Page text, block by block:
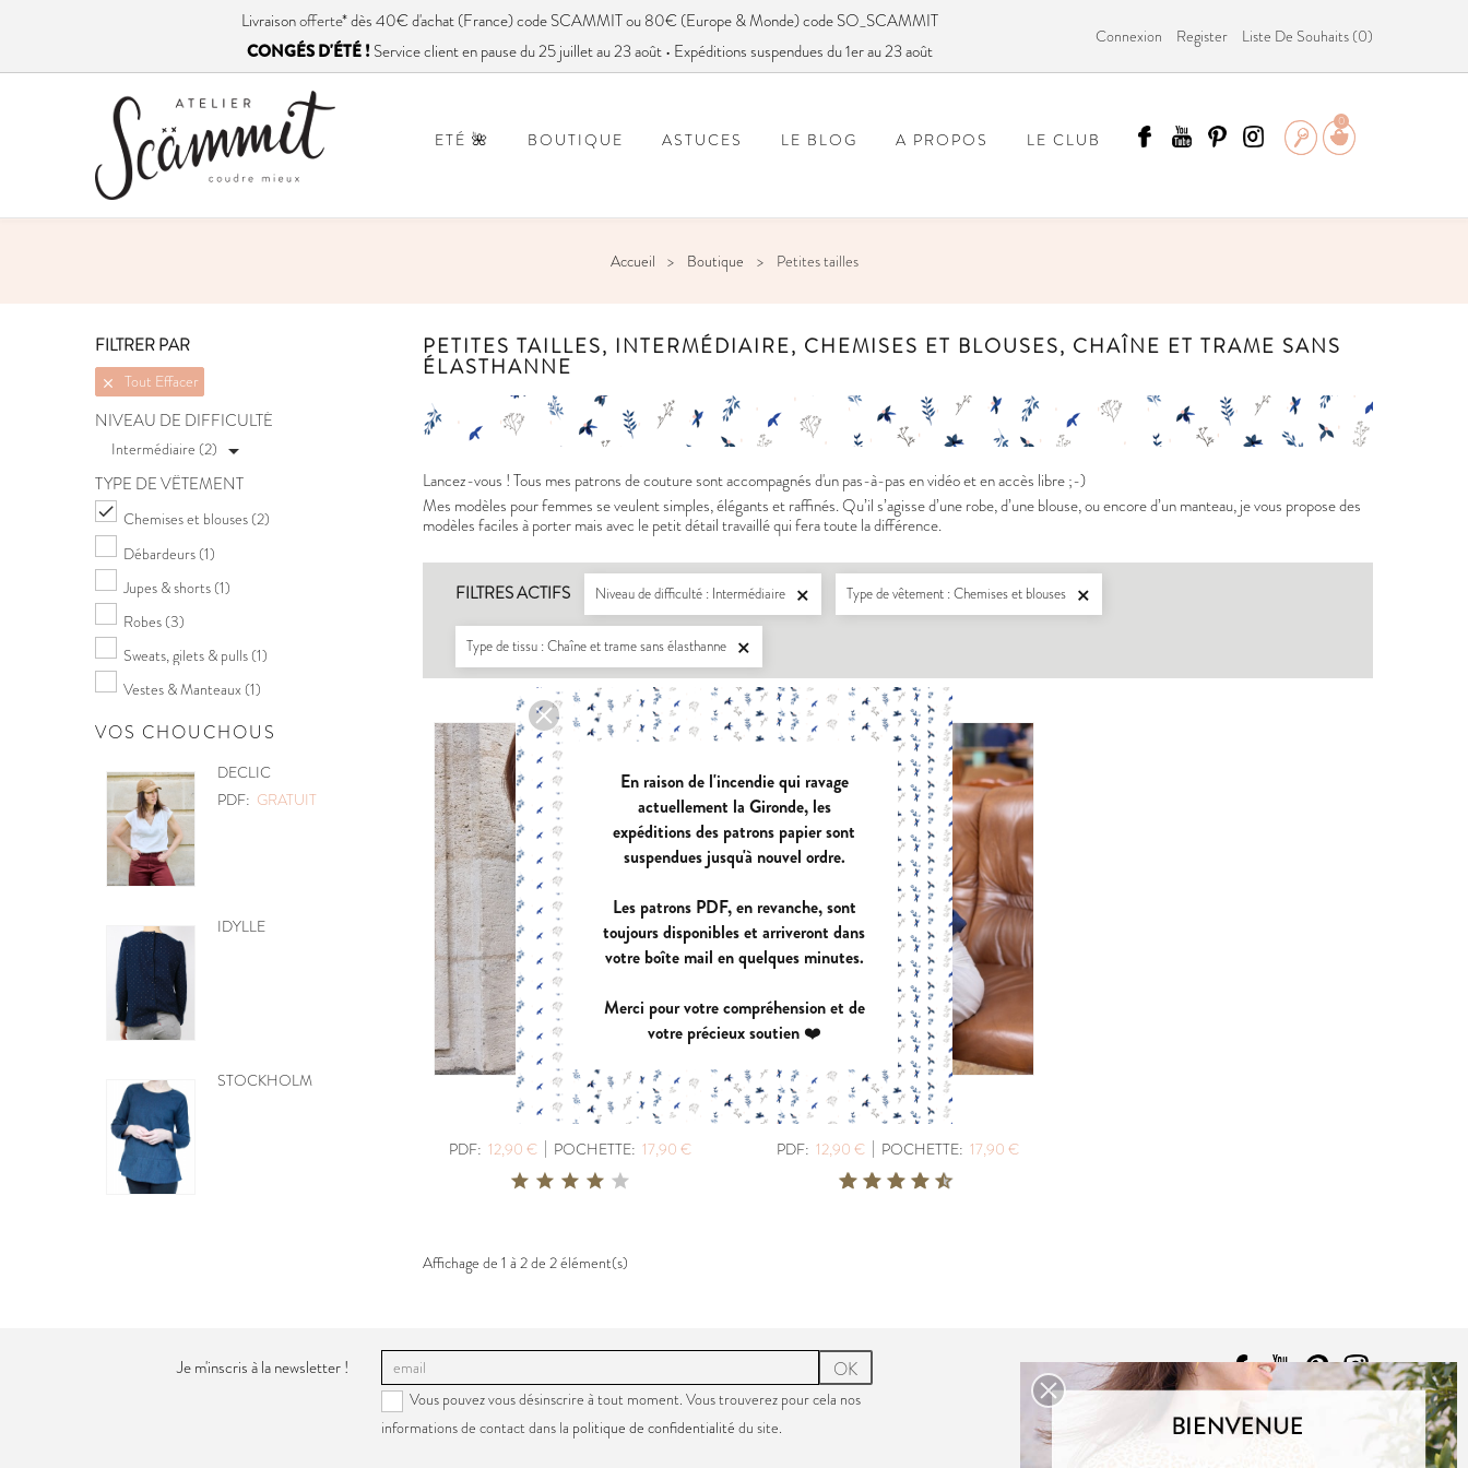
Livraisonofferte* dès 40€ d'achat (France) code SCAMMIT ou 80€ (Europe & Monde) code SO_SCAMMIT
CONGÉS D'ÉTÉ ! Service client en pause du 25 juillet au 23 août • Expéditions suspendues du 1er au 23 août
Connexion Register Liste De Souhaits (0)
0
ETÉ 🌺 BOUTIQUE ASTUCES LE BLOG A PROPOS LE CLUB
Accueil Boutique Petites tailles
FILTRER PAR
 Tout Effacer
NIVEAU DE DIFFICULTÉ
Intermédiaire (2) 
TYPE DE VÊTEMENT
 Chemises et blouses (2)
Débardeurs (1)
Jupes & shorts (1)
Robes (3)
Sweats, gilets & pulls (1)
Vestes & Manteaux (1)
VOS CHOUCHOUS
POCHETTE
PDF: GRATUIT
MOBILE CŒURS
BE PRETTY
LISERON
PDF:
POCHETTE:
17,90 €
EUGENIE
PDF:
11,90 €
POCHETTE:
VIREVOLTE
PDF: 12,90 €
POCHETTE: 17,90 €
ZEPHIR
PDF: 11,40 €
POCHETTE:17,90 €
PANIER A DOUDOUS
PDF: GRATUIT
AZUR
PDF:12,90 €
POCHETTE:
PETITES TAILLES, INTERMÉDIAIRE, CHEMISES ET BLOUSES, CHAÎNE ET TRAME SANS
ÉLASTHANNE
Lancez-vous ! Tous mes patrons de couture sont accompagnés d'un pas-à-pas en vidéo et en accès libre ;-)
Mes modèles pour femmes se veulent simples, élégants et raffinés. Qu’il s’agisse d’une robe, d’une blouse, ou encore d’un manteau, je vous propose des
modèles faciles à porter mais avec le petit détail travaillé qui fera toute la différence.
FILTRES ACTIFS Niveau de difficulté : Intermédiaire  Type de vêtement : Chemises et blouses 
Type de tissu : Chaîne et trame sans élasthanne 
MUSE
PDF: 12,90 €| POCHETTE: 17,90 €
MUST
PDF: 12,90 €| POCHETTE: 17,90 €
Affichage de 1 à 2 de 2 élément(s)
Je m'inscris à la newsletter ! OK
Vous pouvez vous désinscrire à tout moment. Vous trouverez pour cela nos
informations de contact dans la politique de confidentialité du site.
En raison de l'incendie qui ravage
actuellement la Gironde, les
expéditions des patrons papier sont
suspendues jusqu'à nouvel ordre.
Les patrons PDF, en revanche, sont
toujours disponibles et arriveront dans
votre boîte mail en quelques minutes.
Merci pour votre compréhension et de
votre précieux soutien ❤️